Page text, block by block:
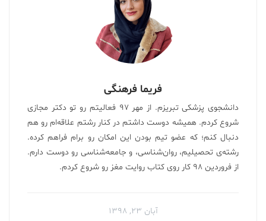
فریما فرهنگی
دانشجوی پزشکی تبریزم. از مهر ۹۷ فعالیتم رو تو دکتر مجازی
شروع کردم. همیشه دوست داشتم در کنار رشتم علاقه‌ام رو هم
دنبال کنم؛ که عضو تیم بودن این امکان رو برام فراهم کرده.
رشته‌ی تحصیلیم، روان‌شناسی، و جامعه‌شناسی رو دوست دارم.
از فروردین ۹۸ کار روی کتاب روایت مغز رو شروع کردم.
آبان ۲۳, ۱۳۹۸